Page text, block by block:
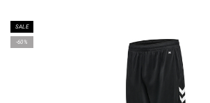
SALE
-60%